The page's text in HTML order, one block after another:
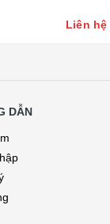
Liên hệ
DẪN